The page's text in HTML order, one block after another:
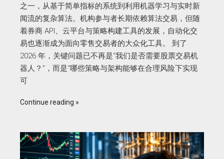
之一，从基于简单指标的系统到利用机器学习与实时新
闻流的复杂算法。机构参与者长期依赖算法交易，但随
着券商 API、云平台与策略构建工具的发展，自动化交
易也逐渐成为面向零售交易者的大众化工具。 到了
2026 年，关键问题已不再是“我们是否需要股票交易机
器人？”，而是“哪些策略与架构能够在合理风险下实现
可
Continue reading